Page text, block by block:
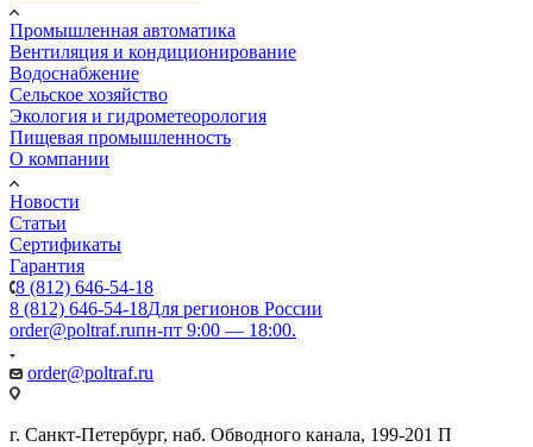
Промышленная автоматика
Вентиляция и кондиционирование
Водоснабжение
Сельское хозяйство
Экология и гидрометеорология
Пищевая промышленность
О компании
Новости
Статьи
Сертификаты
Гарантия
8 (812) 646-54-18
8 (812) 646-54-18Для регионов России
order@poltraf.ruпн-пт 9:00 — 18:00.
order@poltraf.ru
г. Санкт-Петербург, наб. Обводного канала, 199-201 П